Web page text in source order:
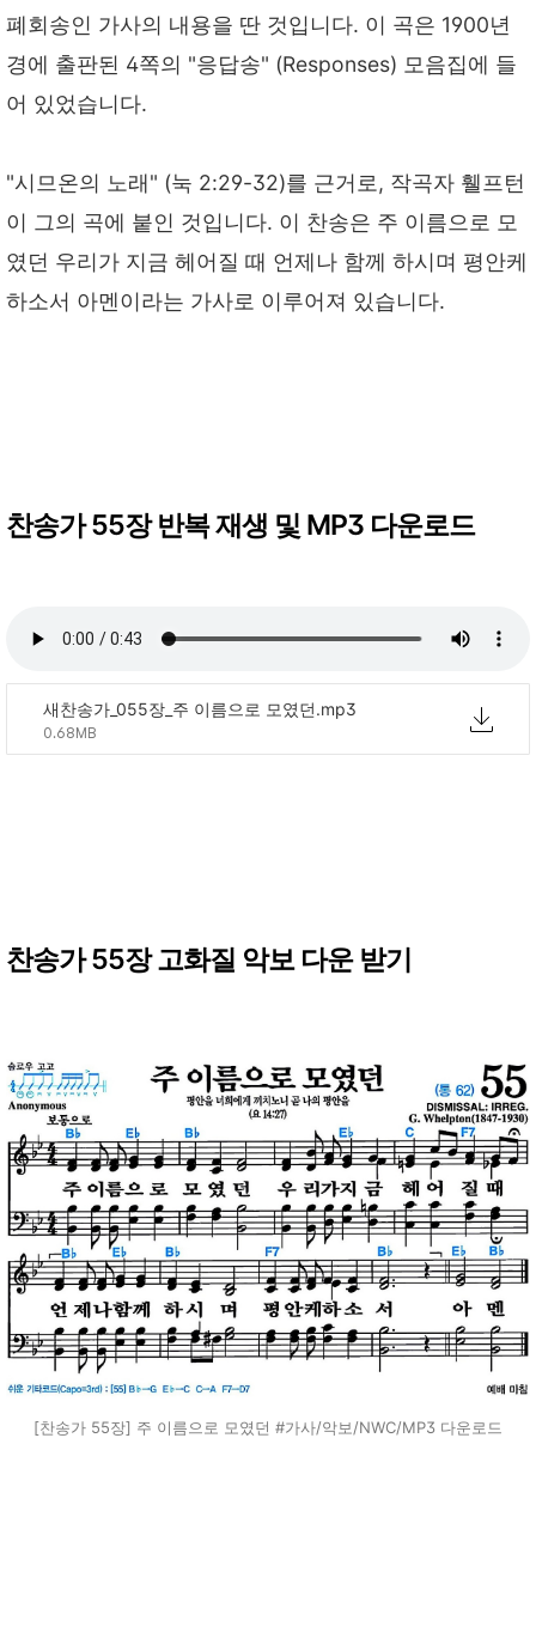
폐회송인 가사의 내용을 딴 것입니다. 이 곡은 1900년
경에 출판된 4쪽의 "응답송" (Responses) 모음집에 들
어 있었습니다.
"시므온의 노래" (눅 2:29-32)를 근거로, 작곡자 휄프턴
이 그의 곡에 붙인 것입니다. 이 찬송은 주 이름으로 모
였던 우리가 지금 헤어질 때 언제나 함께 하시며 평안케
하소서 아멘이라는 가사로 이루어져 있습니다.
찬송가 55장 반복 재생 및 MP3 다운로드
새찬송가_055장_주 이름으로 모였던.mp3
0.68MB
찬송가 55장 고화질 악보 다운 받기
[찬송가 55장] 주 이름으로 모였던 #가사/악보/NWC/MP3 다운로드